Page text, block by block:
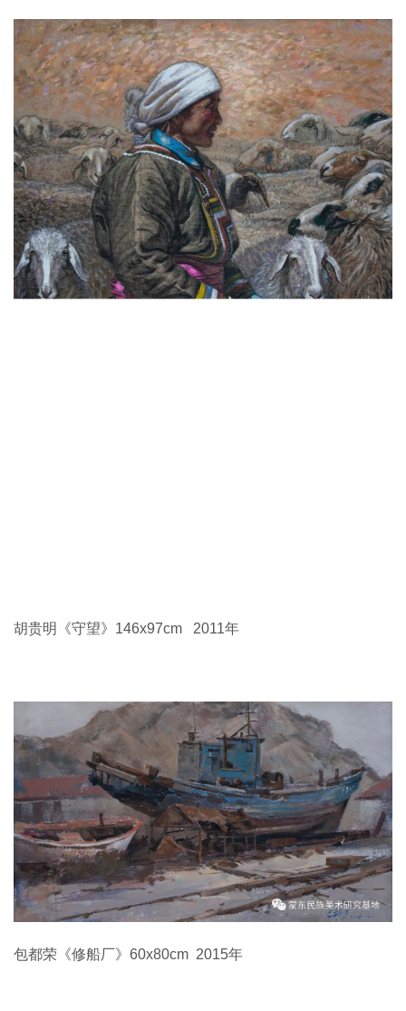
胡贵明《守望》146x97cm 2011年
包都荣《修船厂》60x80cm 2015年